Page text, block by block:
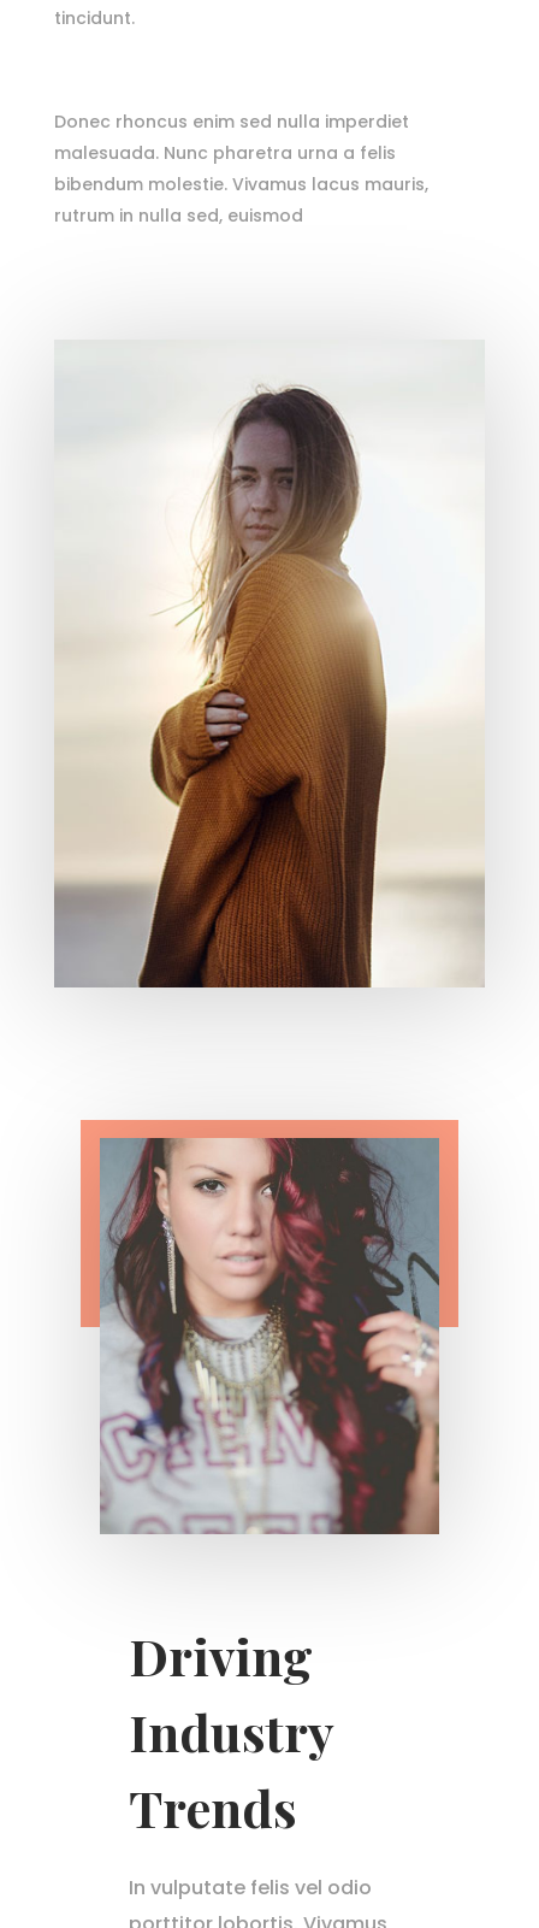
tincidunt.
Donec rhoncus enim sed nulla imperdiet
malesuada. Nunc pharetra urna a felis
bibendum molestie. Vivamus lacus mauris,
rutrum in nulla sed, euismod
Driving
Industry
Trends
In vulputate felis vel odio